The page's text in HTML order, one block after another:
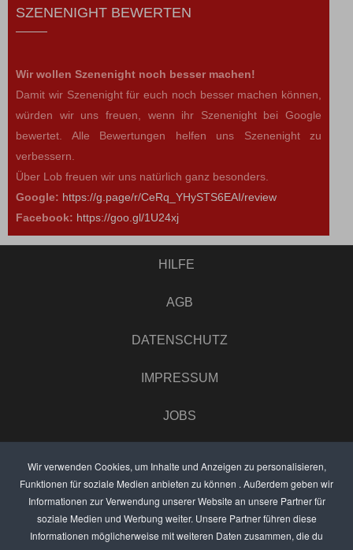
Wir verwenden Cookies, um Inhalte und Anzeigen zu personalisieren,
Funktionen für soziale Medien anbieten zu können . Außerdem geben wir
Informationen zur Verwendung unserer Website an unsere Partner für
soziale Medien und Werbung weiter. Unsere Partner führen diese
Informationen möglicherweise mit weiteren Daten zusammen, die du
SZENENIGHT BEWERTEN
Wir wollen Szenenight noch besser machen!
Damit wir Szenenight für euch noch besser machen können,
würden wir uns freuen, wenn ihr Szenenight bei Google
bewertet. Alle Bewertungen helfen uns Szenenight zu
verbessern.
Über Lob freuen wir uns natürlich ganz besonders.
Google: https://g.page/r/CeRq_YHySTS6EAI/review
Facebook: https://goo.gl/1U24xj
HILFE
AGB
DATENSCHUTZ
IMPRESSUM
JOBS
ANZEIGEN PREISE
BEWERTET UNS